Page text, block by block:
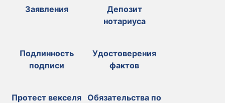
Заявления
Депозит
нотариуса
Подлинность
подписи
Удостоверения
фактов
Протест векселя Обязательства по